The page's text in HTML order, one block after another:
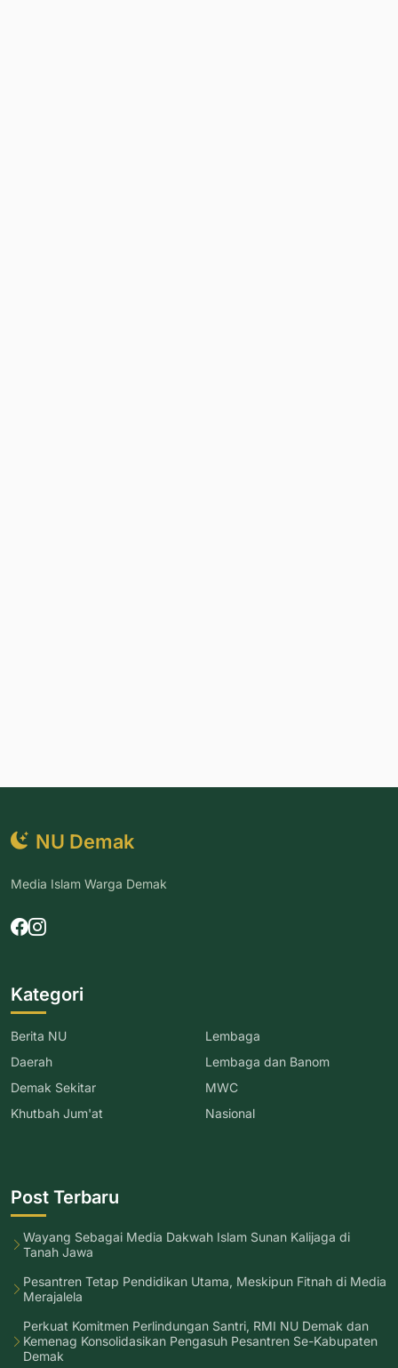
NU Demak
Media Islam Warga Demak
Kategori
Berita NU
Daerah
Demak Sekitar
Khutbah Jum'at
Lembaga
Lembaga dan Banom
MWC
Nasional
Post Terbaru
Wayang Sebagai Media Dakwah Islam Sunan Kalijaga di
Tanah Jawa
Pesantren Tetap Pendidikan Utama, Meskipun Fitnah di Media
Merajalela
Perkuat Komitmen Perlindungan Santri, RMI NU Demak dan
Kemenag Konsolidasikan Pengasuh Pesantren Se-Kabupaten
Demak